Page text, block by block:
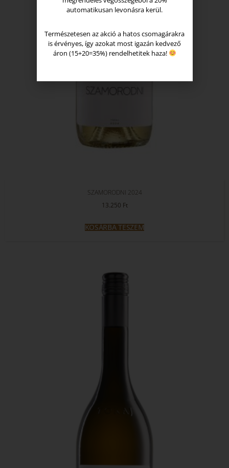
SZAMORODNI 2024
13.250 Ft
KOSÁRBA TESZEM
automatikusan levonásra kerül.
Természetesen az akció a hatos csomagárakra
is érvényes, így azokat most igazán kedvező
áron (15+20=35%) rendelhetitek haza!